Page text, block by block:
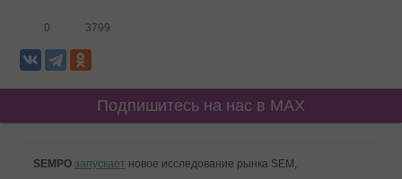
0 3799
Подпишитесь на нас в MAX
SEMPO запускает новое исследование рынка SEM,